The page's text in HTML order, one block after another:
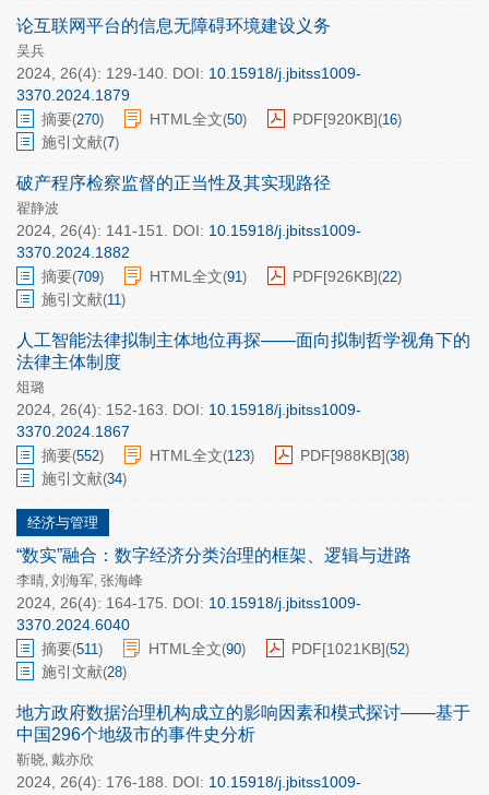
论互联网平台的信息无障碍环境建设义务
吴兵
2024, 26(4): 129-140. DOI: 10.15918/j.jbitss1009-
3370.2024.1879
摘要(270) HTML全文(50) PDF[920KB](16)
施引文献(7)
破产程序检察监督的正当性及其实现路径
翟静波
2024, 26(4): 141-151. DOI: 10.15918/j.jbitss1009-
3370.2024.1882
摘要(709) HTML全文(91) PDF[926KB](22)
施引文献(11)
人工智能法律拟制主体地位再探——面向拟制哲学视角下的
法律主体制度
俎璐
2024, 26(4): 152-163. DOI: 10.15918/j.jbitss1009-
3370.2024.1867
摘要(552) HTML全文(123) PDF[988KB](38)
施引文献(34)
经济与管理
“数实”融合：数字经济分类治理的框架、逻辑与进路
李晴, 刘海军, 张海峰
2024, 26(4): 164-175. DOI: 10.15918/j.jbitss1009-
3370.2024.6040
摘要(511) HTML全文(90) PDF[1021KB](52)
施引文献(28)
地方政府数据治理机构成立的影响因素和模式探讨——基于
中国296个地级市的事件史分析
靳晓, 戴亦欣
2024, 26(4): 176-188. DOI: 10.15918/j.jbitss1009-